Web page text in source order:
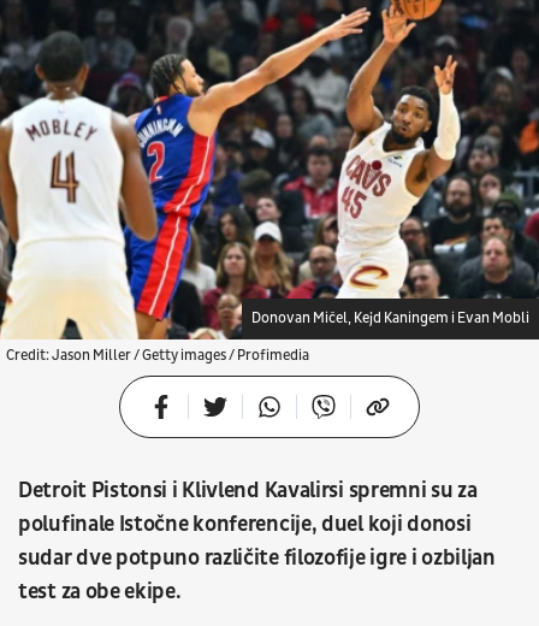
Credit: Jason Miller / Getty images / Profimedia
Donovan Mičel, Kejd Kaningem i Evan Mobli
Detroit Pistonsi i Klivlend Kavalirsi spremni su za
polufinale Istočne konferencije, duel koji donosi
sudar dve potpuno različite filozofije igre i ozbiljan
test za obe ekipe.